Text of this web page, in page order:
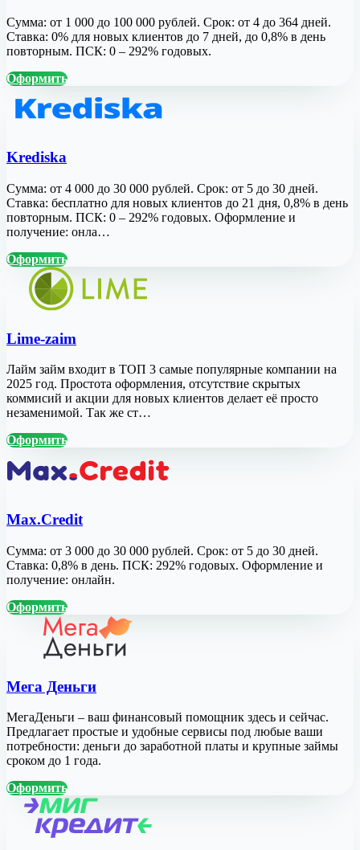
Сумма: от 1 000 до 100 000 рублей. Срок: от 4 до 364 дней.
Ставка: 0% для новых клиентов до 7 дней, до 0,8% в день
повторным. ПСК: 0 – 292% годовых.
Оформить
Krediska
Сумма: от 4 000 до 30 000 рублей. Срок: от 5 до 30 дней.
Ставка: бесплатно для новых клиентов до 21 дня, 0,8% в день
повторным. ПСК: 0 – 292% годовых. Оформление и
получение: онла…
Оформить
Lime-zaim
Лайм займ входит в ТОП 3 самые популярные компании на
2025 год. Простота оформления, отсутствие скрытых
коммисий и акции для новых клиентов делает её просто
незаменимой. Так же ст…
Оформить
Max.Credit
Сумма: от 3 000 до 30 000 рублей. Срок: от 5 до 30 дней.
Ставка: 0,8% в день. ПСК: 292% годовых. Оформление и
получение: онлайн.
Оформить
Мега Деньги
МегаДеньги – ваш финансовый помощник здесь и сейчас.
Предлагает простые и удобные сервисы под любые ваши
потребности: деньги до заработной платы и крупные займы
сроком до 1 года.
Оформить